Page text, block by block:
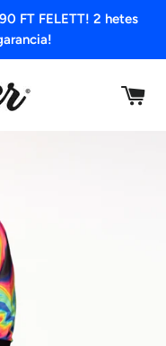
FT FELETT! 2 hetes